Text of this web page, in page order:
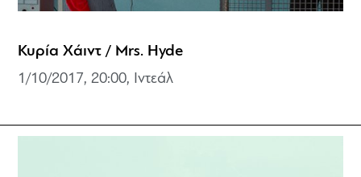
Κυρία Χάιντ / Mrs. Hyde
1/10/2017, 20:00, Ιντεάλ